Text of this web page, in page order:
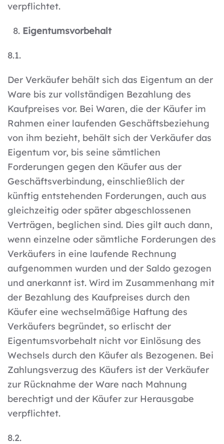
verpflichtet.
Eigentumsvorbehalt
8.1.
Der Verkäufer behält sich das Eigentum an der
Ware bis zur vollständigen Bezahlung des
Kaufpreises vor. Bei Waren, die der Käufer im
Rahmen einer laufenden Geschäftsbeziehung
von ihm bezieht, behält sich der Verkäufer das
Eigentum vor, bis seine sämtlichen
Forderungen gegen den Käufer aus der
Geschäftsverbindung, einschließlich der
künftig entstehenden Forderungen, auch aus
gleichzeitig oder später abgeschlossenen
Verträgen, beglichen sind. Dies gilt auch dann,
wenn einzelne oder sämtliche Forderungen des
Verkäufers in eine laufende Rechnung
aufgenommen wurden und der Saldo gezogen
und anerkannt ist. Wird im Zusammenhang mit
der Bezahlung des Kaufpreises durch den
Käufer eine wechselmäßige Haftung des
Verkäufers begründet, so erlischt der
Eigentumsvorbehalt nicht vor Einlösung des
Wechsels durch den Käufer als Bezogenen. Bei
Zahlungsverzug des Käufers ist der Verkäufer
zur Rücknahme der Ware nach Mahnung
berechtigt und der Käufer zur Herausgabe
verpflichtet.
8.2.